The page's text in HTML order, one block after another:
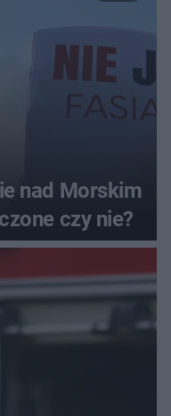
nad Morskim
czy nie?